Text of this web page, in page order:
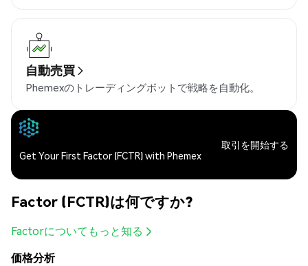
自動売買
Phemexのトレーディングボットで戦略を自動化。
Get Your First Factor (FCTR) with Phemex
取引を開始する
Factor (FCTR)は何ですか?
Factorについてもっと知る
価格分析